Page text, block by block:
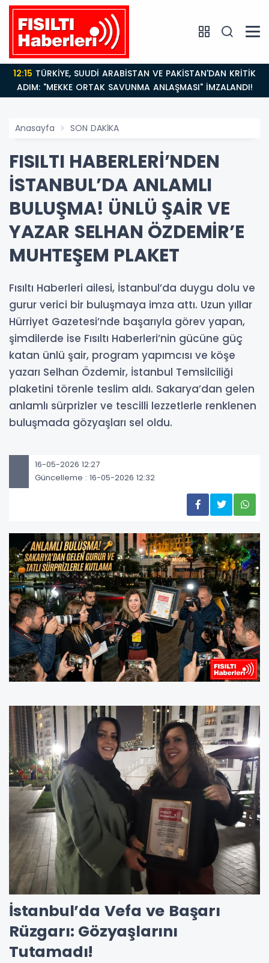
12:15
ADIM: "MEKKE ORTAK SAVUNMA ANLAŞMASI" İMZALANDI!
Anasayfa SON DAKİKA
FISILTI HABERLERİ’NDEN
İSTANBUL’DA ANLAMLI
BULUŞMA! ÜNLÜ ŞAİR VE
YAZAR SELHAN ÖZDEMİR’E
MUHTEŞEM PLAKET
Fısıltı Haberleri ailesi, İstanbul’da duygu dolu ve
gurur verici bir buluşmaya imza attı. Uzun yıllar
Hürriyet Gazetesi’nde başarıyla görev yapan,
şimdilerde ise Fısıltı Haberleri’nin gücüne güç
katan ünlü şair, program yapımcısı ve köşe
yazarı Selhan Özdemir, İstanbul Temsilciliği
plaketini törenle teslim aldı. Sakarya’dan gelen
anlamlı sürprizler ve tescilli lezzetlerle renklenen
buluşmada gözyaşları sel oldu.
16-05-2026 12:27
Güncelleme : 16-05-2026 12:32
İstanbul’da Vefa ve Başarı
Rüzgarı: Gözyaşlarını
Tutamadı!